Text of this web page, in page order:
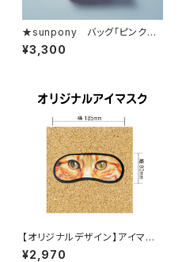
★sunpony バッグ「ピンク山
つつじ」
¥3,300
【オリジナルデザイン】アイマス
ク
¥2,970